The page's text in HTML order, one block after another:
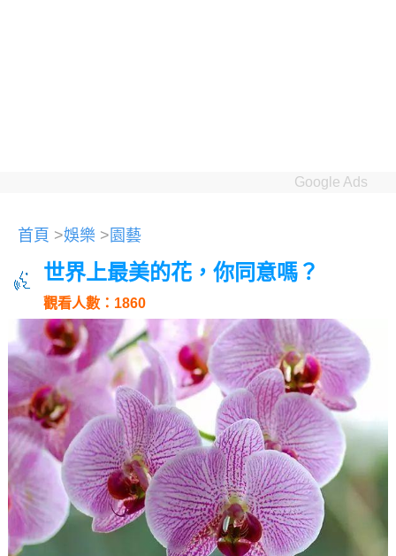
Google Ads
首頁 >娛樂 > 園藝
世界上最美的花，你同意嗎？
觀看人數：1860